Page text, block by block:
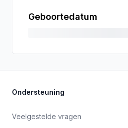
Geboortedatum
Ondersteuning
Veelgestelde vragen